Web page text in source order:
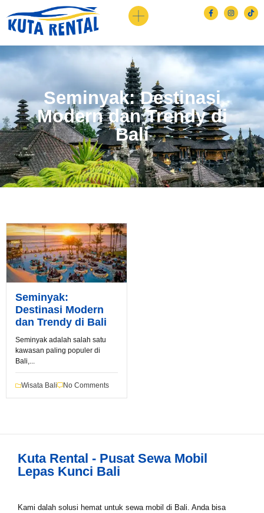
Seminyak: Destinasi
Modern dan Trendy di
Bali
Seminyak:
Destinasi Modern
dan Trendy di Bali
Seminyak adalah salah satu
kawasan paling populer di
Bali,...
Wisata Bali No Comments
Kuta Rental - Pusat Sewa Mobil
Lepas Kunci Bali
Kami dalah solusi hemat untuk sewa mobil di Bali. Anda bisa
Pilih Mobil*
Nama*